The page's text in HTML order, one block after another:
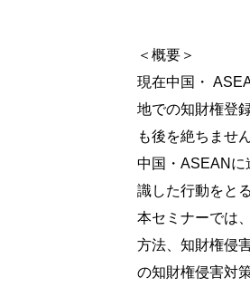
＜概要＞
現在中国・
地での知財権登
も後を絶ちません
中国・ASEANに
識した行動をと
本セミナーでは
方法、知財権侵
の知財権侵害対